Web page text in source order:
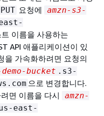
PUT 요청에
amzn-s3-
이름을 사용하는
API 애플리케이션이 있
을 가속화하려면 요청의
bucket .s3-
으로 변경합니다.
면 이름을 다시
amzn-
east-